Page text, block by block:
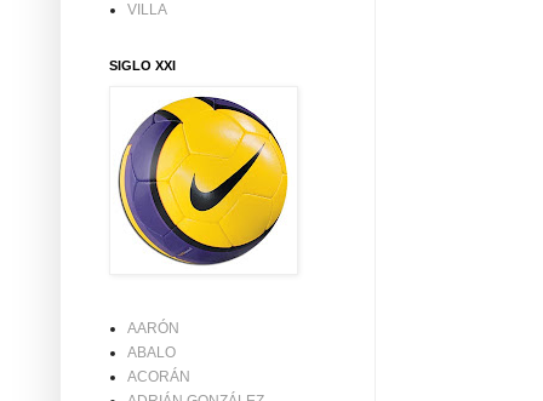
VILLA
SIGLO XXI
AARÓN
ABALO
ACORÁN